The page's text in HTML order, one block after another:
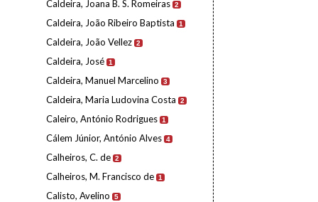
Caldeira, Joana B. S. Romeiras 2
Caldeira, João Ribeiro Baptista 1
Caldeira, João Vellez 2
Caldeira, José 1
Caldeira, Manuel Marcelino 3
Caldeira, Maria Ludovina Costa 2
Caleiro, António Rodrigues 1
Cálem Júnior, António Alves 4
Calheiros, C. de 2
Calheiros, M. Francisco de 1
Calisto, Avelino 5